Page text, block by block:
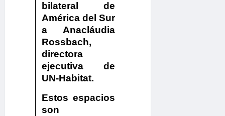
bilateral de
América del Sur
a Anacláudia
Rossbach,
directora
ejecutiva de
UN-Habitat.
Estos espacios
son